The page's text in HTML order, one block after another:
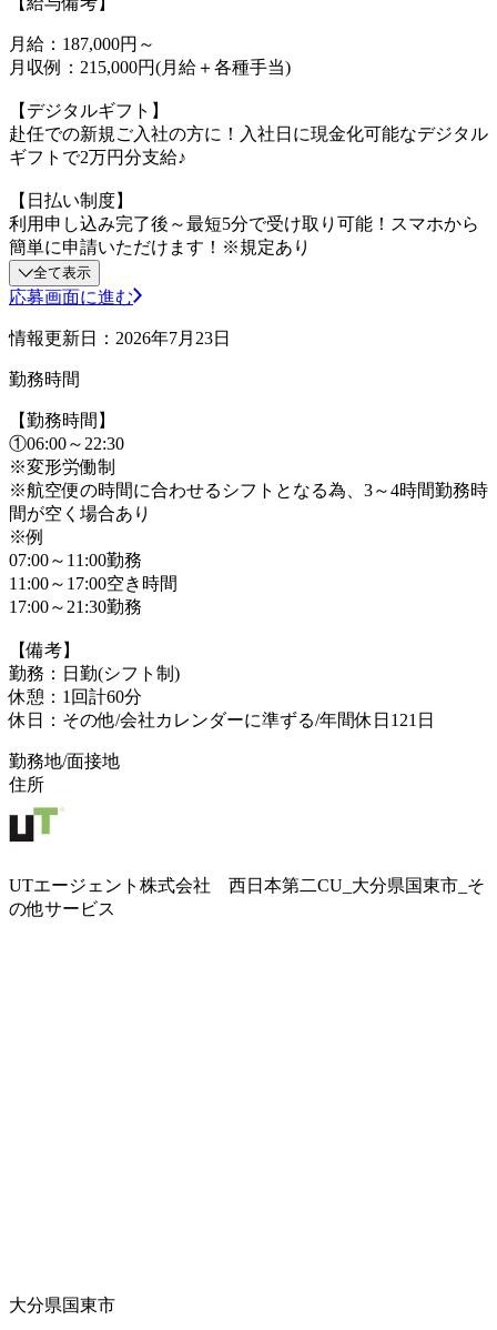
月給：187,000円～
月収例：215,000円(月給＋各種手当)
【デジタルギフト】
赴任での新規ご入社の方に！入社日に現金化可能なデジタル
ギフトで2万円分支給♪
【日払い制度】
利用申し込み完了後～最短5分で受け取り可能！スマホから
簡単に申請いただけます！※規定あり
全て表示
応募画面に進む
情報更新日：2026年7月23日
勤務時間
【勤務時間】
①06:00～22:30
※変形労働制
※航空便の時間に合わせるシフトとなる為、3～4時間勤務時
間が空く場合あり
※例
07:00～11:00勤務
11:00～17:00空き時間
17:00～21:30勤務
【備考】
勤務：日勤(シフト制)
休憩：1回計60分
休日：その他/会社カレンダーに準ずる/年間休日121日
勤務地/面接地
住所
UTエージェント株式会社 西日本第二CU_大分県国東市_そ
の他サービス
大分県国東市